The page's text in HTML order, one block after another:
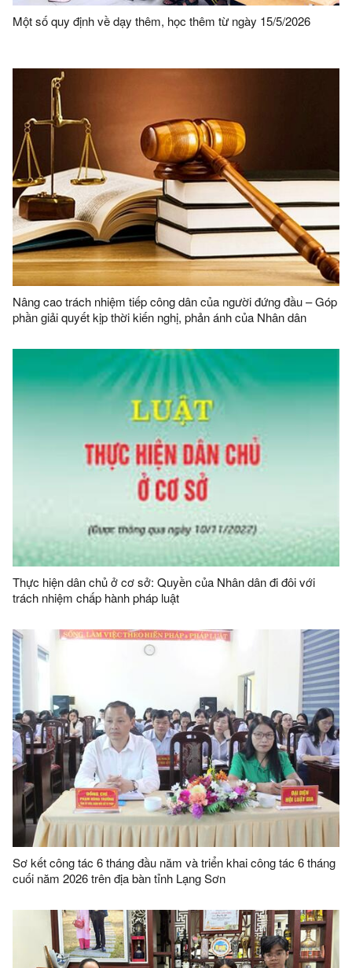
Một số quy định về dạy thêm, học thêm từ ngày 15/5/2026
Nâng cao trách nhiệm tiếp công dân của người đứng đầu – Góp
phần giải quyết kịp thời kiến nghị, phản ánh của Nhân dân
Thực hiện dân chủ ở cơ sở: Quyền của Nhân dân đi đôi với
trách nhiệm chấp hành pháp luật
Sơ kết công tác 6 tháng đầu năm và triển khai công tác 6 tháng
cuối năm 2026 trên địa bàn tỉnh Lạng Sơn